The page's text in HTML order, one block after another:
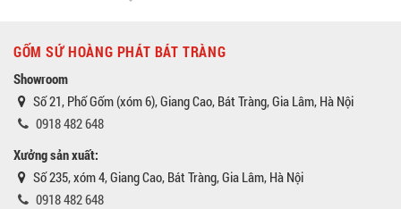
GỐM SỨ HOÀNG PHÁT BÁT TRÀNG
Showroom
Số 21, Phố Gốm (xóm 6), Giang Cao, Bát Tràng, Gia Lâm, Hà Nội
0918 482 648
Xưởng sản xuất:
Số 235, xóm 4, Giang Cao, Bát Tràng, Gia Lâm, Hà Nội
0918 482 648